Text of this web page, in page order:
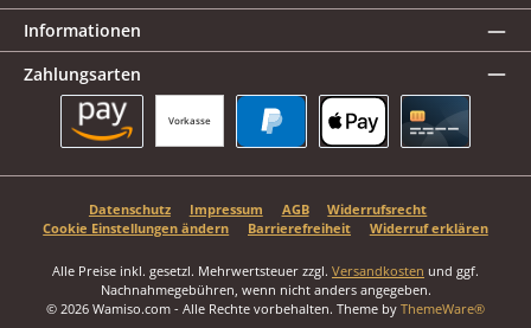
Informationen
Zahlungsarten
Vorkasse
Datenschutz Impressum AGB
Widerrufsrecht
Cookie Einstellungen ändern
Barrierefreiheit Widerruf erklären
Alle Preise inkl. gesetzl. Mehrwertsteuer zzgl. Versandkosten und ggf.
Nachnahmegebühren, wenn nicht anders angegeben.
© 2026 Wamiso.com - Alle Rechte vorbehalten. Theme by ThemeWare®